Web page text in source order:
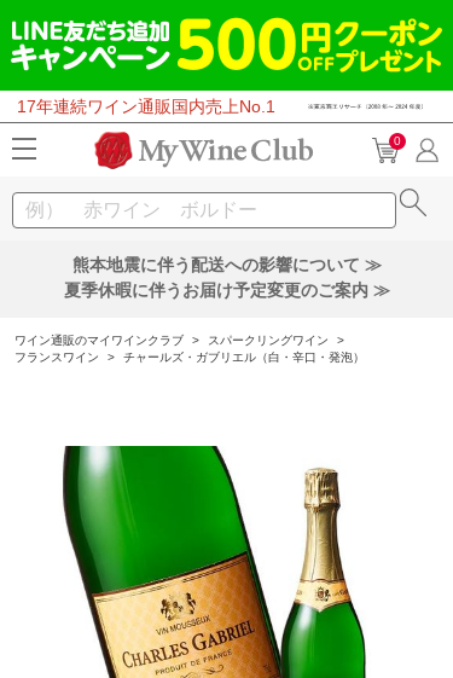
17年連続ワイン通販国内売上No.1
0
熊本地震に伴う配送への影響について ≫
夏季休暇に伴うお届け予定変更のご案内 ≫
ワイン通販のマイワインクラブ > スパークリングワイン
>
フランスワイン
> チャールズ・ガブリエル（白・辛口・発泡）